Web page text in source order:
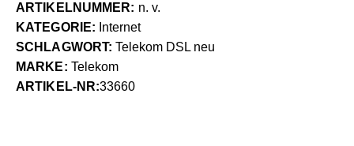
ARTIKELNUMMER: n. v.
KATEGORIE: Internet
SCHLAGWORT:Telekom DSL neu
MARKE: Telekom
ARTIKEL-NR:33660